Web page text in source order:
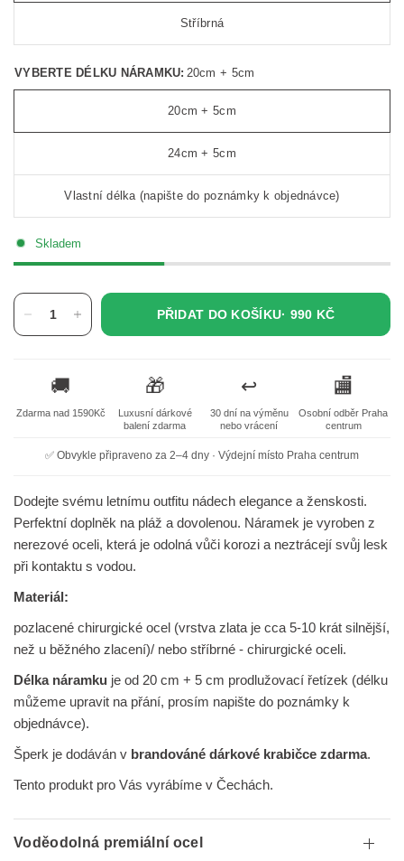
Stříbrná
VYBERTE DÉLKU NÁRAMKU: 20cm + 5cm
20cm + 5cm
24cm + 5cm
Vlastní délka (napište do poznámky k objednávce)
Skladem
PŘIDAT DO KOŠÍKU· 990 KČ
🚚
Zdarma nad 1590Kč
🎁
Luxusní dárkové
balení zdarma
↩️
30 dní na výměnu
nebo vrácení
🏬
Osobní odběr Praha
centrum
✅ Obvykle připraveno za 2–4 dny · Výdejní místo Praha centrum
Dodejte svému letnímu outfitu nádech elegance a ženskosti.
Perfektní doplněk na pláž a dovolenou. Náramek je vyroben z
nerezové oceli, která je odolná vůči korozi a neztrácejí svůj lesk
při kontaktu s vodou.
Materiál:
pozlacené chirurgické ocel (vrstva zlata je cca 5-10 krát silnější,
než u běžného zlacení)/ nebo stříbrné - chirurgické oceli.
Délka náramku je od 20 cm + 5 cm prodlužovací řetízek (délku
můžeme upravit na přání, prosím napište do poznámky k
objednávce).
Šperk je dodáván v brandováné dárkové krabičce zdarma.
Tento produkt pro Vás vyrábíme v Čechách.
Voděodolná premiální ocel